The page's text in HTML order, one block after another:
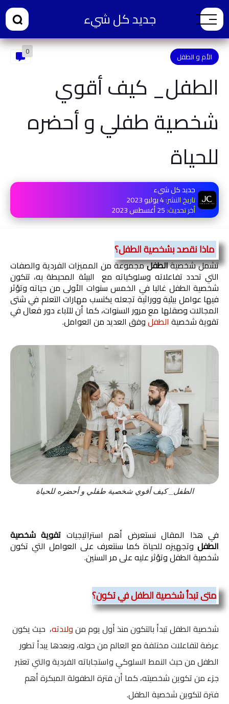
جديد كل شيء
الأم و الطفل 0
الطفل_ كيف أقوي
شخصية طفلي و أحضره
للحياة
جديد كل شيء
تاريخ النشر:
أخر تحديث:
ماذا نقصد بشخصية الطفل؟
تشمل شخصية الطفل
شخصية الطفل غالبا في الخمس سنوات الأولى من حياته وتؤثر
تقوية شخصية الطفل وفق العديد من العوامل.
الطفل_ كيف أقوي شخصية طفلي و أحضره للحياة
في هذا المقال نستعرض أهم استراتيجيات
الطفل
شخصية الطفل وتؤثر عليه على مر السنين.
متى تبدأ شخصية الطفل في تكون؟
شخصية الطفل تبدأ بالتكون منذ أول يوم منولادته، حيث يكون
عرضة لتفاعلات مختلفة مع العالم من حوله، وبعدها يبدأ تطور
الطفل من حيث النمط السلوكي واستجاباته الفردية والتي تعتبر
جزء من تكوين شخصيته، كما أن فترة الطفولة المبكرة أهم
فترة لتكوين شخصية الطفل.